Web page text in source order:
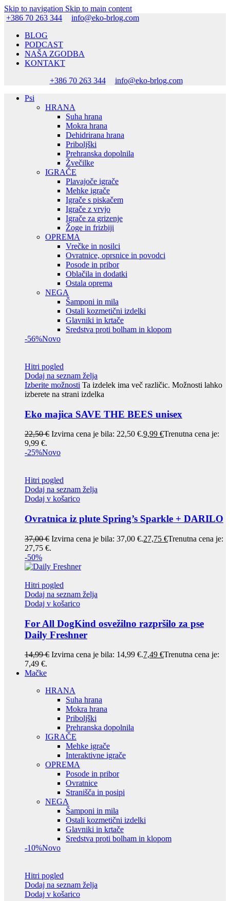
Skip to navigation Skip to main content
+386 70 263 344
info@eko-brlog.com
BLOG
PODCAST
NAŠA ZGODBA
KONTAKT
+386 70 263 344
info@eko-brlog.com
Psi
HRANA
Suha hrana
Mokra hrana
Dehidrirana hrana
Priboljški
Prehranska dopolnila
Žvečilke
IGRAČE
Plavajoče igrače
Mehke igrače
Igrače s piskačem
Igrače z vrvjo
Igrače za grizenje
Žoge in frizbiji
OPREMA
Vrečke in nosilci
Ovratnice, oprsnice in povodci
Posode in pribor
Oblačila in dodatki
Ostala oprema
NEGA
Šamponi in mila
Ostali kozmetični izdelki
Glavniki in krtače
Sredstva proti bolham in klopom
-56%Novo
Hitri pogled
Dodaj na seznam želja
Izberite možnosti Ta izdelek ima več različic. Možnosti lahko
izberete na strani izdelka
Eko majica SAVE THE BEES unisex
22,50€ Izvirna cena je bila: 22,50 €.9,99 €Trenutna cena je:
9,99 €.
-25%Novo
Hitri pogled
Dodaj na seznam želja
Dodaj v košarico
Ovratnica iz plute Spring’s Sparkle + DARILO
37,00€ Izvirna cena je bila: 37,00 €.27,75 €Trenutna cena je:
27,75 €.
-50%
Hitri pogled
Dodaj na seznam želja
Dodaj v košarico
For All DogKind osvežilno razpršilo za pse
Daily Freshner
14,99€ Izvirna cena je bila: 14,99 €.7,49 €Trenutna cena je:
7,49 €.
Mačke
HRANA
Suha hrana
Mokra hrana
Priboljški
Prehranska dopolnila
IGRAČE
Mehke igrače
Interaktivne igrače
OPREMA
Posode in pribor
Ovratnice
Stranišča in posipi
NEGA
Šamponi in mila
Ostali kozmetični izdelki
Glavniki in krtače
Sredstva proti bolham in klopom
-10%Novo
Hitri pogled
Dodaj na seznam želja
Dodaj v košarico